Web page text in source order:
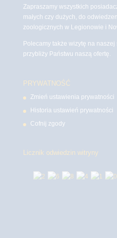
Zapraszamy wszystkich
małych czy dużych, do
zoologicznych w Legionowie i
Polecamy także wizytę na
przybliży Państwu naszą ofertę.
PRYWATNOŚĆ
Zmień ustawienia prywatności
Historia ustawień prywatności
Cofnij zgody
Licznik odwiedzin witryny